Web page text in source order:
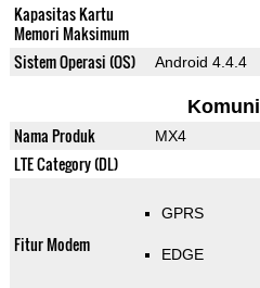
Kapasitas Kartu
Memori Maksimum
Sistem Operasi (OS) Android 4.4.4
Nama Produk MX4
LTE Category (DL)
Fitur Modem
GPRS
EDGE